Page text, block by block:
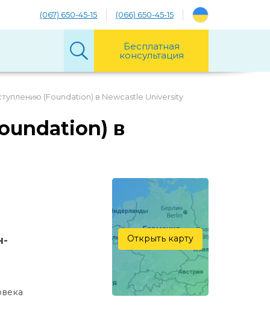
(067) 650-45-15 (066) 650-45-15
Бесплатная
консультация
(Foundation) в Newcastle University
в
Открыть карту